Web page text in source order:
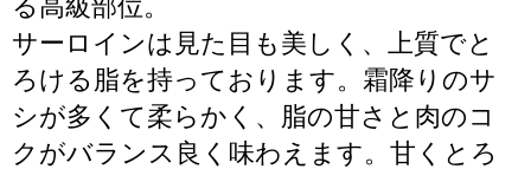
る高級部位。
サーロインは見た目も美しく、上質でと
ろける脂を持っております。霜降りのサ
シが多くて柔らかく、脂の甘さと肉のコ
クがバランス良く味わえます。甘くとろ